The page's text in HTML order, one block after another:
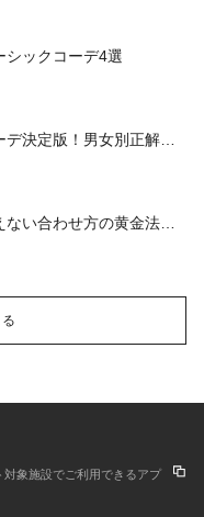
シックコーデ4選
決定版！男女別正解ス
い合わせ方の黄金法則
象施設でご利用できるアプ